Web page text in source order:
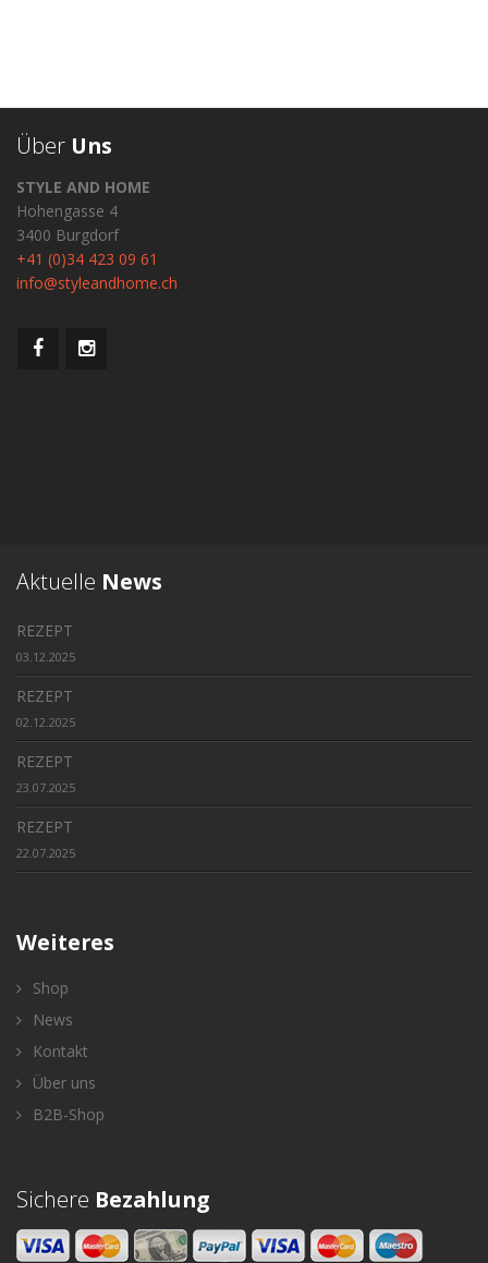
Über Uns
STYLE AND HOME
Hohengasse 4
3400 Burgdorf
+41 (0)34 423 09 61
info@styleandhome.ch
Aktuelle News
REZEPT
03.12.2025
REZEPT
02.12.2025
REZEPT
23.07.2025
REZEPT
22.07.2025
Weiteres
Shop
News
Kontakt
Über uns
B2B-Shop
Sichere Bezahlung